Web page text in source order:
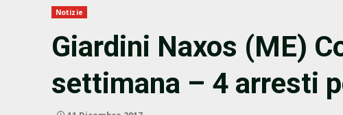
Notizie
Giardini Naxos (ME)
settimana – 4 arresti